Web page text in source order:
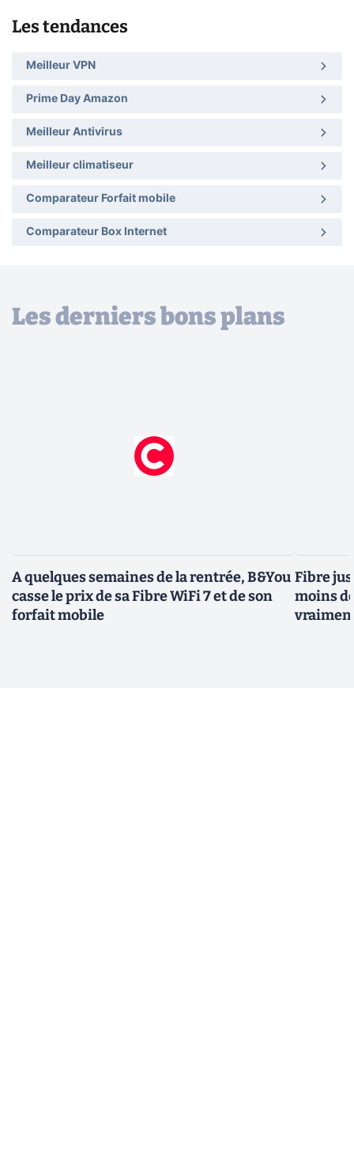
Les tendances
Meilleur VPN
Prime Day Amazon
Meilleur Antivirus
Meilleur climatiseur
Comparateur Forfait mobile
Comparateur Box Internet
Les derniers bons plans
A quelques semaines de la rentrée, B&You
casse le prix de sa Fibre WiFi 7 et de son
forfait mobile
Fibre
moins